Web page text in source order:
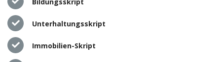
Unterhaltungsskript
Immobilien-Skript